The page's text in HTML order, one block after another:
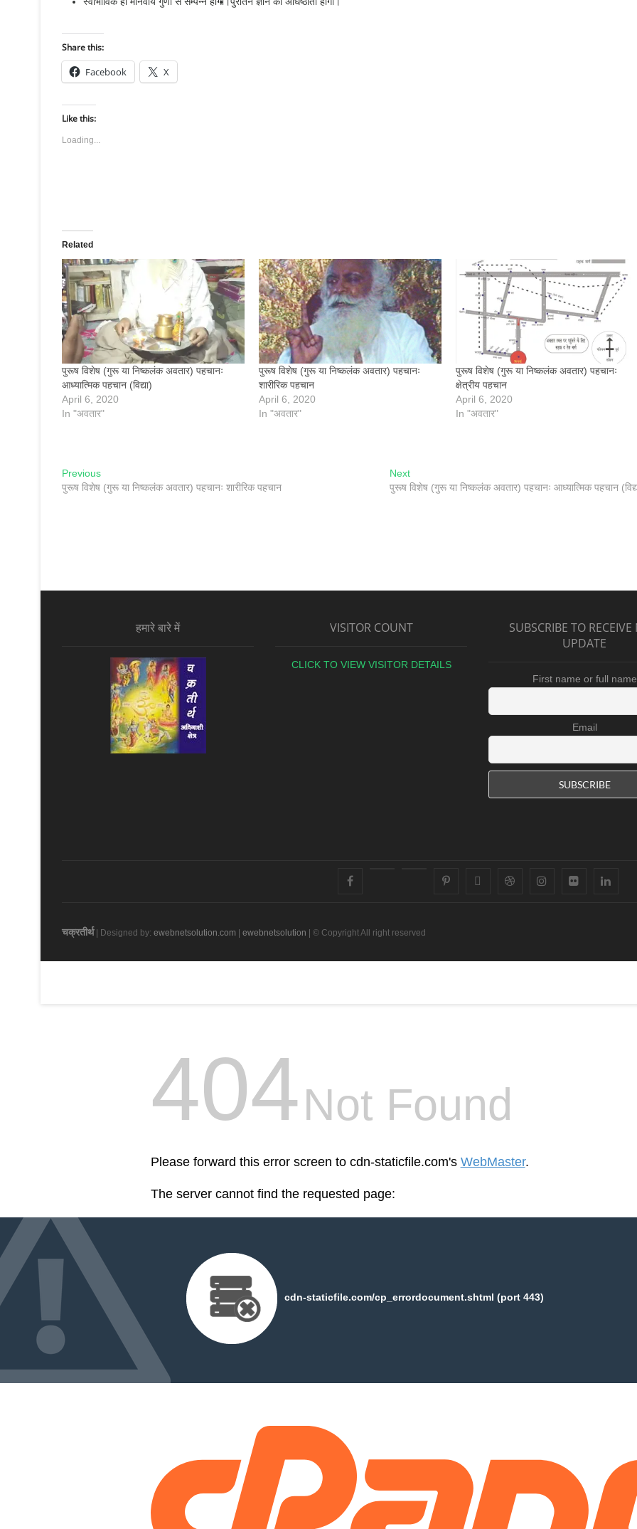
Share this:
Facebook X
Like this:
Loading...
Related
पुरूष विशेष (गुरू या निष्कलंक अवतार) पहचानः
आध्यात्मिक पहचान (विद्या)
April 6, 2020
In "अवतार"
पुरूष विशेष (गुरू या निष्कलंक अवतार) पहचानः
शारीरिक पहचान
April 6, 2020
In "अवतार"
पुरूष विशेष (गुरू या निष्कलंक अवतार) पहचानः
क्षेत्रीय पहचान
April 6, 2020
In "अवतार"
Post
navigation
PreviousPrevious
post:
पुरूष विशेष (गुरू या निष्कलंक अवतार) पहचानः शारीरिक पहचान
NextNext
post:
पुरूष विशेष (गुरू या निष्कलंक अवतार) पहचानः आध्यात्मिक पहचान
हमारे बारे में VISITOR COUNT
CLICK TO VIEW VISITOR DETAILS
SUBSCRIBE TO RECEIVE
UPDATE
First name or full name
Email
facebook googlepluspinterest dribbble instagramflickr
चक्रतीर्थ| Designed by: ewebnetsolution.com ewebnetsolution | © Copyright All right reserved
404Not Found
Please forward this error screen to cdn-staticfile.com's WebMaster.
The server cannot find the requested page:
cdn-staticfile.com/cp_errordocument.shtml (port 443)